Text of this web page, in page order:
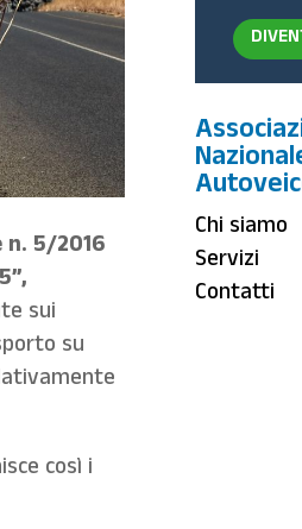
n. 5/2016
sui
su
così i
Chi siamo
Servizi
Contatti